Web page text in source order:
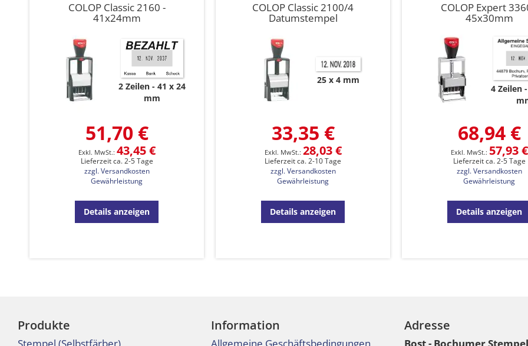
COLOP Classic 2160 -
41x24mm
2 Zeilen
41 x 24
mm
51,70 €
43,45 €
Lieferzeit ca. 2-5 Tage
zzgl. Versandkosten
Gewährleistung
Details anzeigen
COLOP Classic 2100/4
Datumstempel
25 x 4 mm
33,35 €
28,03 €
Lieferzeit ca. 2-10 Tage
zzgl. Versandkosten
Gewährleistung
Details anzeigen
COLOP Expert
45x30mm
4 Zeilen
68,94 €
57,93 €
Lieferzeit ca. 2-5 Tage
zzgl. Versandkosten
Gewährleistung
Details anzeigen
Produkte Information Adresse